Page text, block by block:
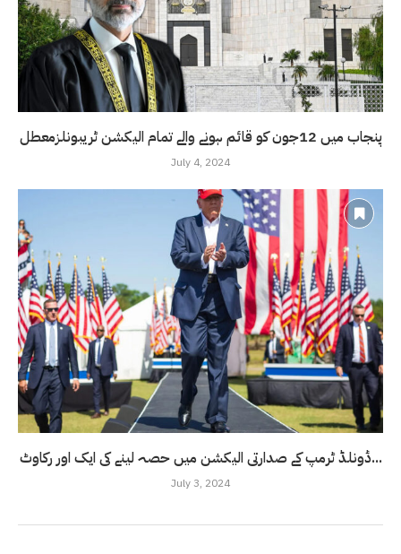
پنجاب میں 12جون کو قائم ہونے والے تمام الیکشن ٹریبونلزمعطل
July 4, 2024
ڈونلڈ ٹرمپ کے صدارتی الیکشن میں حصہ لینے کی ایک اور رکاوٹ...
July 3, 2024